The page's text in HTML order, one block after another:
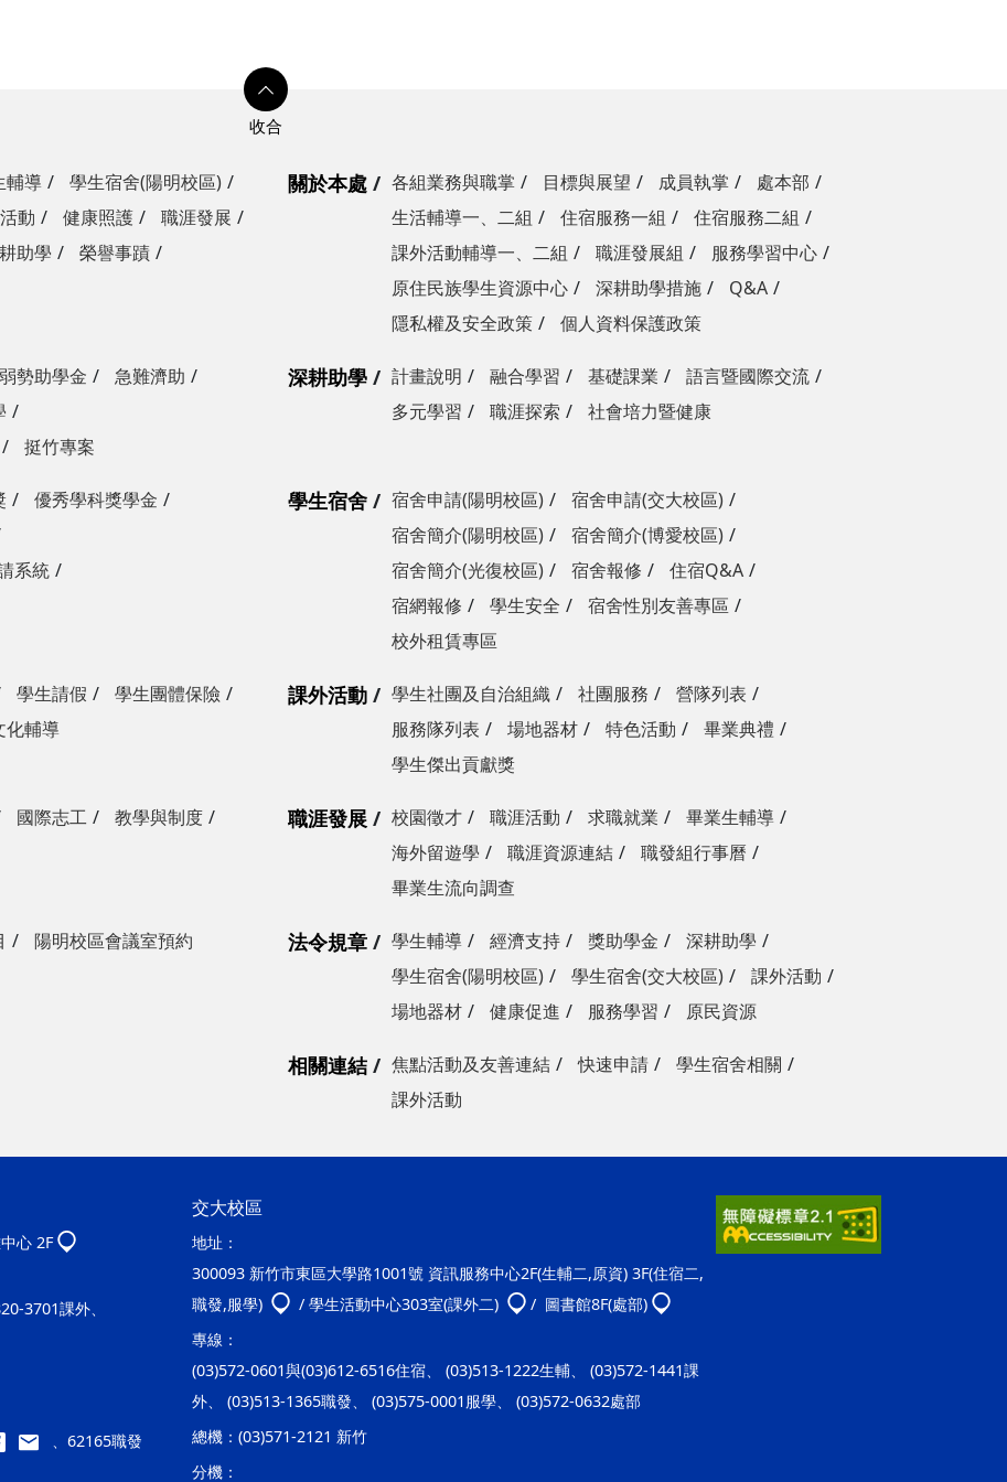
輔導
學生宿舍(陽明校區)
動 健康照護
職涯發展
助學
榮譽事蹟
關於本處 各組業務與職掌 目標與展望 成員執掌
處本部
生活輔導一、二組
住宿服務一組
住宿服務二組
課外活動輔導一、二組
職涯發展組
服務學習中心
原住民族學生資源中心
深耕助學措施
Q&A
隱私權及安全政策
個人資料保護政策
弱勢助學金
急難濟助
挺竹專案
深耕助學 計畫說明 融合學習 基礎課業
語言暨國際交流
多元學習
職涯探索 社會培力暨健康
優秀學科獎學金
系統
學生宿舍 宿舍申請(陽明校區)
宿舍申請(交大校區)
宿舍簡介(陽明校區)
宿舍簡介(博愛校區)
宿舍簡介(光復校區)
宿舍報修
住宿Q&A
宿網報修
學生安全
宿舍性別友善專區
校外租賃專區
學生請假
學生團體保險
化輔導
課外活動 學生社團及自治組織 社團服務
營隊列表
服務隊列表
場地器材 特色活動
畢業典禮
學生傑出貢獻獎
國際志工
教學與制度
職涯發展 校園徵才 職涯活動 求職就業
畢業生輔導
海外留遊學
職涯資源連結
職發組行事曆
畢業生流向調查
陽明校區會議室預約 法令規章 學生輔導 經濟支持 獎助學金
深耕助學
學生宿舍(陽明校區)
學生宿舍(交大校區)
課外活動
場地器材
健康促進 服務學習 原民資源
相關連結 焦點活動及友善連結 快速申請
學生宿舍相關
課外活動
心 2F
3701課外、
、62165職發
交大校區
地址：
300093 新竹市東區大學路1001號 資訊服務中心2F(生輔二,原資) 3F(住宿二,
職發,服學)
/ 學生活動中心303室(課外二)
/ 圖書館8F(處部)
專線：
(03)572-0601與(03)612-6516住宿、 (03)513-1222生輔、 (03)572-1441課
外、 (03)513-1365職發、 (03)575-0001服學、 (03)572-0632處部
總機：(03)571-2121 新竹
分機：